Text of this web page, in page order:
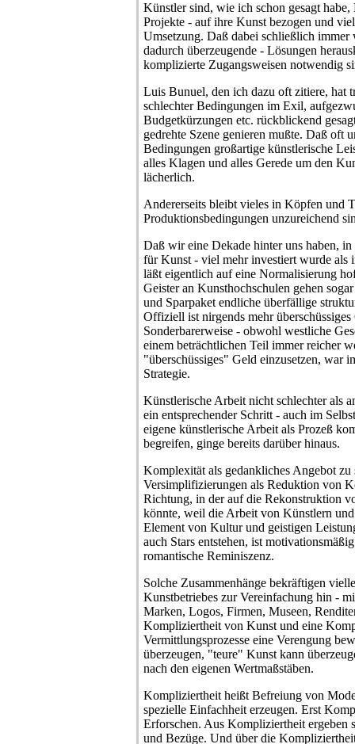
Künstler sind, wie ich schon gesagt
Projekte - auf ihre Kunst bezogen und
Umsetzung. Daß dabei schließlich
dadurch überzeugende - Lösungen
komplizierte Zugangsweisen notwendig
Luis Bunuel, den ich dazu oft zitiere, hat
schlechter Bedingungen im Exil,
Budgetkürzungen etc. rückblickend
gedrehte Szene genieren mußte. Daß oft
Bedingungen großartige künstlerische
alles Klagen und alles Gerede um den
lächerlich.
Andererseits bleibt vieles in Köpfen und
Produktionsbedingungen unzureichend
Daß wir eine Dekade hinter uns haben,
für Kunst - viel mehr investiert wurde als
läßt eigentlich auf eine Normalisierung
Geister an Kunsthochschulen gehen
und Sparpaket endliche überfällige
Offiziell ist nirgends mehr
Sonderbarerweise - obwohl westliche
einem beträchtlichen Teil immer reicher
"überschüssiges" Geld einzusetzen, war
Strategie.
Künstlerische Arbeit nicht schlechter als
ein entsprechender Schritt - auch im
eigene künstlerische Arbeit als Prozeß
begreifen, ginge bereits darüber hinaus.
Komplexität als gedankliches Angebot zu
Versimplifizierungen als Reduktion von
Richtung, in der auf die Rekonstruktion
könnte, weil die Arbeit von Künstlern
Element von Kultur und geistigen
auch Stars entstehen, ist
romantische Reminiszenz.
Solche Zusammenhänge bekräftigen
Kunstbetriebes zur Vereinfachung hin -
Marken, Logos, Firmen, Museen,
Kompliziertheit von Kunst und eine
Vermittlungsprozesse eine Verengung
überzeugen, "teure" Kunst kann
nach den eigenen Wertmaßstäben.
Kompliziertheit heißt Befreiung von
spezielle Einfachheit erzeugen. Erst
Erforschen. Aus Kompliziertheit ergeben
und Bezüge. Und über die